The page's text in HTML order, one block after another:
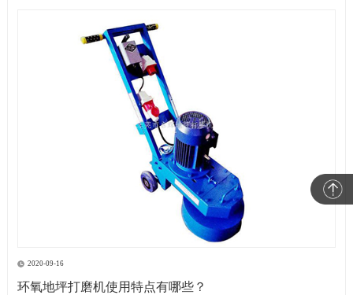
2020-09-16
环氧地坪打磨机使用特点有哪些？